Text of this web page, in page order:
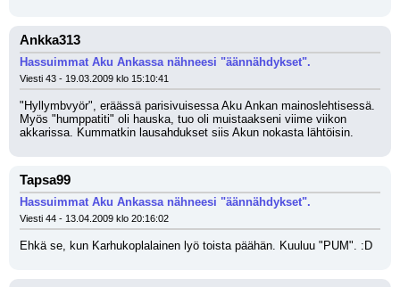
Ankka313
Hassuimmat Aku Ankassa nähneesi "äännähdykset".
Viesti 43 - 19.03.2009 klo 15:10:41
"Hyllymbvyör", eräässä parisivuisessa Aku Ankan mainoslehtisessä.
Myös "humppatiti" oli hauska, tuo oli muistaakseni viime viikon
akkarissa. Kummatkin lausahdukset siis Akun nokasta lähtöisin.
Tapsa99
Hassuimmat Aku Ankassa nähneesi "äännähdykset".
Viesti 44 - 13.04.2009 klo 20:16:02
Ehkä se, kun Karhukoplalainen lyö toista päähän. Kuuluu "PUM". :D